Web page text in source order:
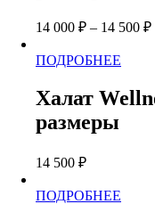
можно
14 000 ₽ – 14 500 ₽
ПОДРОБНЕЕ
имеет
Халат
размеры
14 500 ₽
ПОДРОБНЕЕ